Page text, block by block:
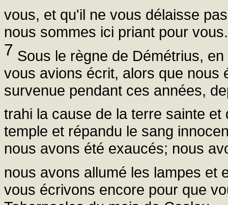
vous, et qu'il ne vous délaisse
nous sommes ici priant pour vous.
7 Sous le règne de Démétrius,
vous avions écrit, alors que nous
survenue pendant ces années,
trahi la cause de la terre sainte
temple et répandu le sang
nous avons été exaucés; nous
nous avons allumé les lampes et
vous écrivons encore pour que